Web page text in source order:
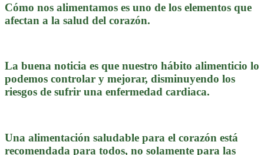
Cómo nos alimentamos es uno de los elementos que
afectan a la salud del corazón.
La buena noticia es que nuestro hábito alimenticio lo
podemos controlar y mejorar, disminuyendo los
riesgos de sufrir una enfermedad cardiaca.
Una alimentación saludable para el corazón está
recomendada para todos, no solamente para las